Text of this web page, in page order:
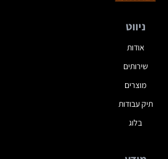
ניווט
אודות
שירותים
מוצרים
תיק עבודות
בלוג